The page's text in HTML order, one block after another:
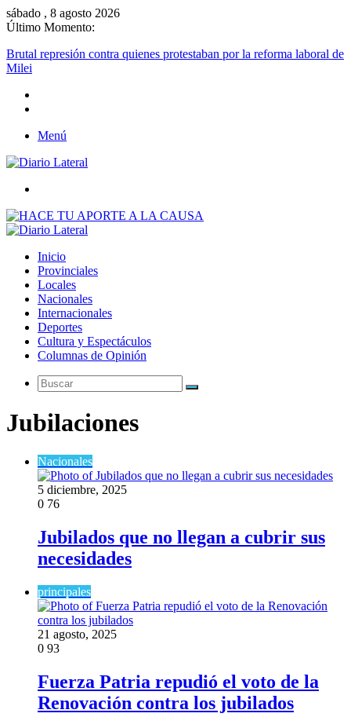
sábado , 8 agosto 2026
Último Momento:
Brutal represión contra quienes protestaban por la reforma laboral de
Milei
Menú
Inicio
Provinciales
Locales
Nacionales
Internacionales
Deportes
Cultura y Espectáculos
Columnas de Opinión
Buscar
Jubilaciones
Nacionales
5 diciembre, 2025
0 76
Jubilados que no llegan a cubrir sus
necesidades
principales
21 agosto, 2025
0 93
Fuerza Patria repudió el voto de la
Renovación contra los jubilados